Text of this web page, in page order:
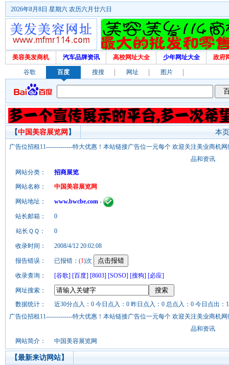
2026年8月8日 星期六 农历六月廿六日
美容美发商机 汽车品牌资讯 高校网址大全 少年网址大全 政府
谷歌 百度 搜搜 网址 图片
本
【中国美容展览网 】
广告位招租11-------------特大优惠！本站链接广告位一元每个 欢迎关注美业商机
品和资讯
网站分类：
招商展览
网站名称：
中国美容展览网
网站地址： www.bwcbe.com -
站长邮箱： 0
站长ＱＱ： 0
收录时间： 2008/4/12 20:02:08
报告错误： 已报错：(1)次
收录查询： [谷歌] [百度] [8603] [SOSO] [搜狗] [必应]
网址搜索：
数据统计：
近30分点入：0 今日点入：0 昨日点入：0 总点入：0 今日点出：
广告位招租11-------------特大优惠！本站链接广告位一元每个 欢迎关注美业商机
品和资讯
网站简介：
中国美容展览网
【最新来访网站】